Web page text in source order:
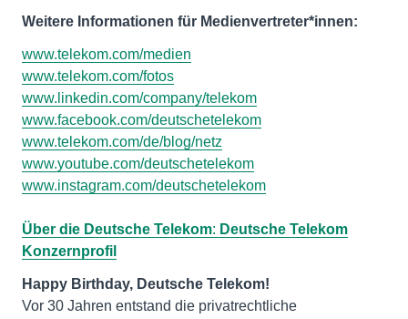
Weitere Informationen für Medienvertreter*innen:
www.telekom.com/medien
www.telekom.com/fotos
www.linkedin.com/company/telekom
www.facebook.com/deutschetelekom
www.telekom.com/de/blog/netz
www.youtube.com/deutschetelekom
www.instagram.com/deutschetelekom
Über die Deutsche Telekom: Deutsche Telekom
Konzernprofil
Vor 30 Jahren entstand die privatrechtliche